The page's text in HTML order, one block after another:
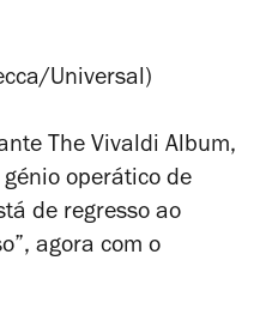
Universal)
The Vivaldi Album,
operático de
de regresso ao
agora com o